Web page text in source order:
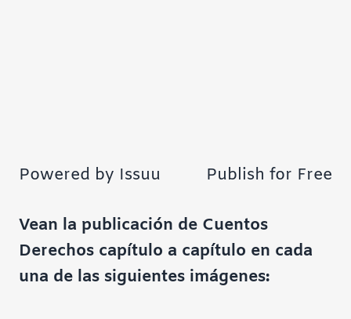
Powered by Issuu Publish for Free
Vean la publicación de Cuentos
Derechos capítulo a capítulo en cada
una de las siguientes imágenes: